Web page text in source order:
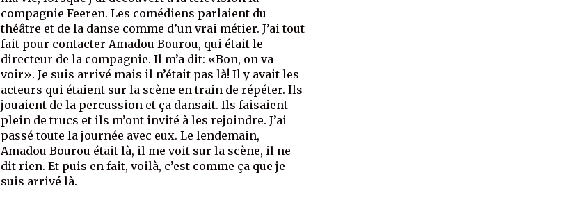
compagnie Feeren. Les comédiens parlaient du
théâtre et de la danse comme d’un vrai métier. J’ai tout
fait pour contacter Amadou Bourou, qui était le
directeur de la compagnie. Il m’a dit: «Bon, on va
voir». Je suis arrivé mais il n’était pas là! Il y avait les
acteurs qui étaient sur la scène en train de répéter. Ils
jouaient de la percussion et ça dansait. Ils faisaient
plein de trucs et ils m’ont invité à les rejoindre. J’ai
passé toute la journée avec eux. Le lendemain,
Amadou Bourou était là, il me voit sur la scène, il ne
dit rien. Et puis en fait, voilà, c’est comme ça que je
suis arrivé là.